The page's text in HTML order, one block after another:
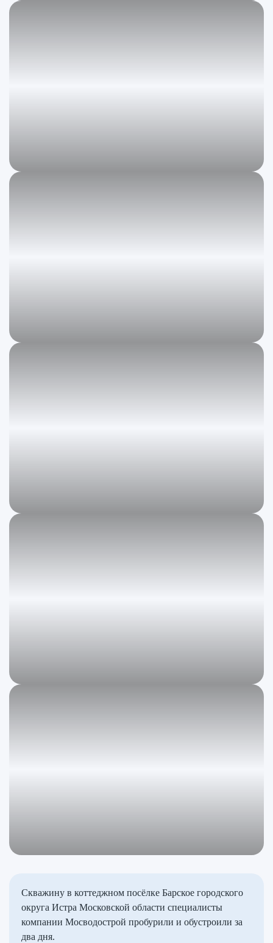
Скважину в коттеджном посёлке Барское городского
округа Истра Московской области специалисты
компании Мосводострой пробурили и обустроили за
два дня.